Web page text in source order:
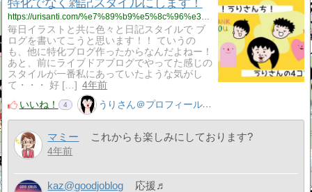
特化でなく雑記スタイルにします！
https://urisanti.com/%e7%89%b9%e5%8c%96%e3%81%a7%e3%81%aa%e3%81%8f%e9%9b%91%e8%a8%98%e3%82%b9%e3%82%bf%e3%82%a4%e3%83%ab%e3%81%ab%e3%81%97%e3%81%be%e3%81%99%ef%bc%81/%e3%83%96%e3%83%ad%e3%82%b0/
毎日イラストと共に色々と日記スタイルで ブ
ログを書いてこうと思います！！ ていうの
も、他に特化ブログ作ったからなんだよねー！
あと、前にライブドアブログでやってた感じの
スタイルが一番私にあっていたような気がし
て・・・ 好 […]
4年前
いいね！
4 うりさん＠プロフィール見てね！はてぶ、応援よろしく！
マミー これからも楽しみにしております?
4年前
kaz@goodjoblog 応援♬